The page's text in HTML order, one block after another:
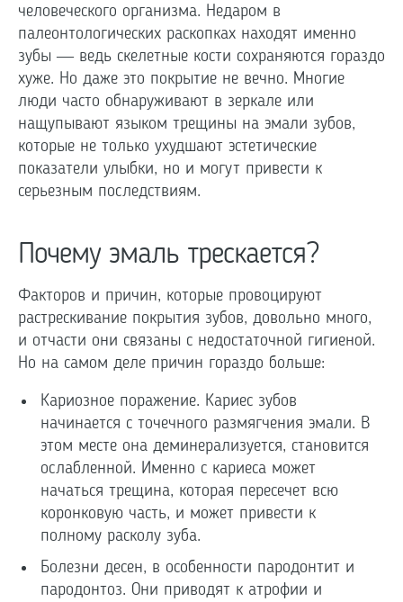
человеческого организма. Недаром в
палеонтологических раскопках находят именно
зубы — ведь скелетные кости сохраняются гораздо
хуже. Но даже это покрытие не вечно. Многие
люди часто обнаруживают в зеркале или
нащупывают языком трещины на эмали зубов,
которые не только ухудшают эстетические
показатели улыбки, но и могут привести к
серьезным последствиям.
Почему эмаль трескается?
Факторов и причин, которые провоцируют
растрескивание покрытия зубов, довольно много,
и отчасти они связаны с недостаточной гигиеной.
Но на самом деле причин гораздо больше:
Кариозное поражение. Кариес зубов
начинается с точечного размягчения эмали. В
этом месте она деминерализуется, становится
ослабленной. Именно с кариеса может
начаться трещина, которая пересечет всю
коронковую часть, и может привести к
полному расколу зуба.
Болезни десен, в особенности пародонтит и
пародонтоз. Они приводят к атрофии и